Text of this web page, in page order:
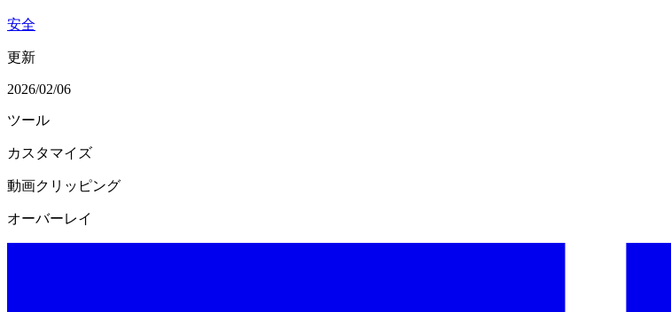
安全
更新
2026/02/06
ツール
カスタマイズ
動画クリッピング
オーバーレイ